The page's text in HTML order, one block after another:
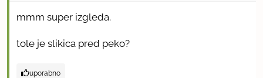
mmm super izgleda.
tole je slikica pred peko?
uporabno